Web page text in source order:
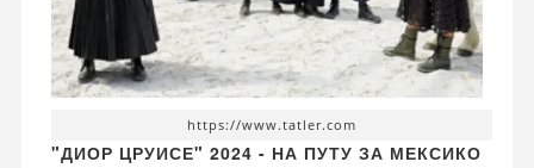
https://www.tatler.com
"ДИОР ЦРУИСЕ" 2024 - НА ПУТУ ЗА МЕКСИКО